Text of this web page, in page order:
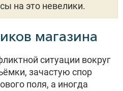
на это невелики.
магазина
ситуации вокруг
зачастую спор
поля, а иногда